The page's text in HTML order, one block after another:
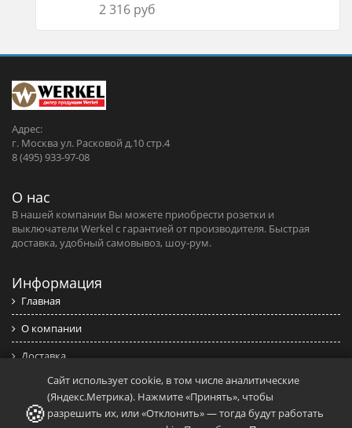
2 316 руб
Адрес:
г. Москва ул. Расковой д.10 стр.4
8 (495) 933-97-08
О нас
В нашей компании Вы можете приобрести розетки и
выключатели Werkel c гарантией от производителя. Быстрая
доставка, удобный самовывоз, шоу-рум.
Информация
Главная
О компании
Доставка
Обмен и возврат
Контакты
🍪
Сайт использует cookie, в том числе аналитические
(Яндекс.Метрика). Нажмите «Принять», чтобы
разрешить их, или «Отклонить» — тогда будут работать